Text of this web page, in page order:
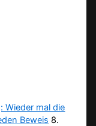
Wieder mal die
Beweis 8.